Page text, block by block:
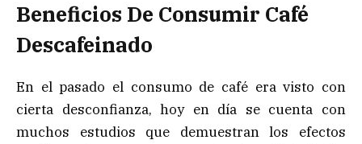
Beneficios De Consumir Café
Descafeinado
En el pasado el consumo de café era visto con
cierta desconfianza, hoy en día se cuenta con
muchos estudios que demuestran los efectos